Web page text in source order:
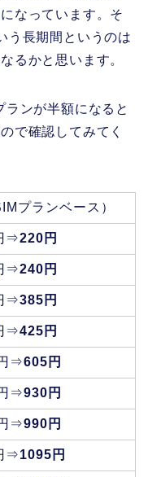
なっています。そ
う長期間というのは
るかと思います。
ンが半額になると
で確認してみてく
プランベース）
⇒220円
⇒240円
⇒385円
⇒425円
⇒605円
⇒930円
⇒990円
⇒1095円